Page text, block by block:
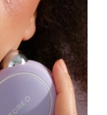
дата доставки
२६/८/१२
дата доставки
२६/८/११
дата доставки
२६/८/१५